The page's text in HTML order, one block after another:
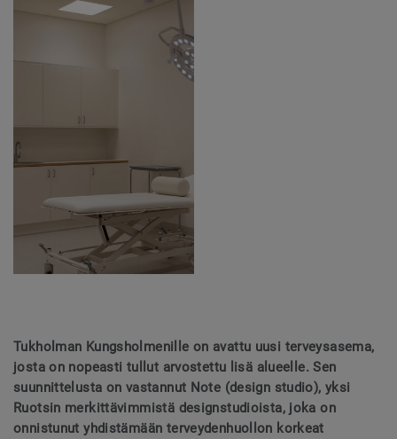
Tukholman Kungsholmenille on avattu uusi terveysasema,
josta on nopeasti tullut arvostettu lisä alueelle. Sen
suunnittelusta on vastannut Note (design studio), yksi
Ruotsin merkittävimmistä designstudioista, joka on
onnistunut yhdistämään terveydenhuollon korkeat